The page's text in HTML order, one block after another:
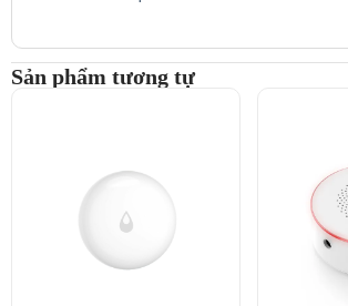
Aqara T1 – cảm biến rung đa tính
dụng khác nhau, giảm thiểu báo động giả
Phiên bản T1 cải tiến:
Chip xử lý mới:
Tăng cường hiệu suất
Sản phẩm tương tự